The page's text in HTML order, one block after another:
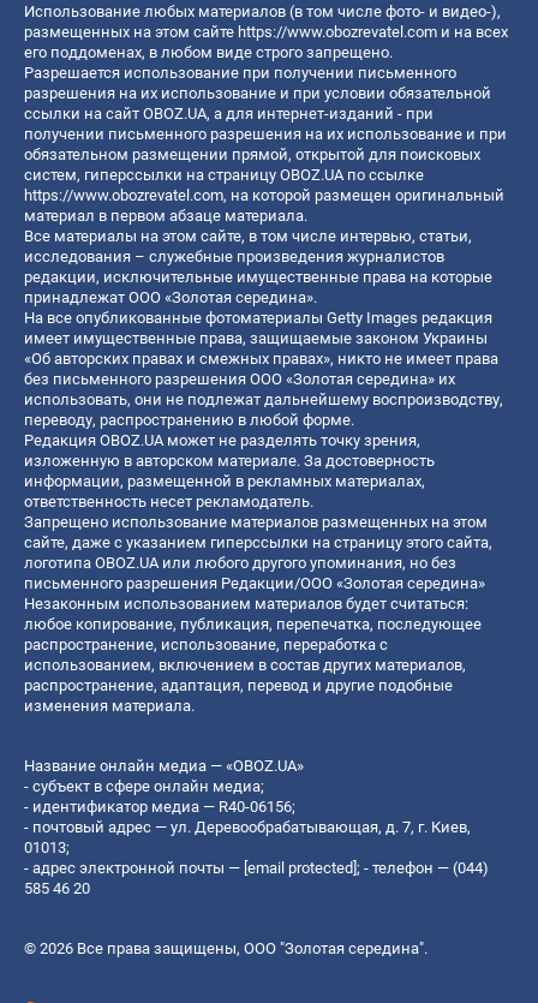
Использование любых материалов (в том числе фото- и видео-),
размещенных на этом сайте https://www.obozrevatel.com и на всех
его поддоменах, в любом виде строго запрещено.
Разрешается использование при получении письменного
разрешения на их использование и при условии обязательной
ссылки на сайт OBOZ.UA, а для интернет-изданий - при
получении письменного разрешения на их использование и при
обязательном размещении прямой, открытой для поисковых
систем, гиперссылки на страницу OBOZ.UA по ссылке
https://www.obozrevatel.com, на которой размещен оригинальный
материал в первом абзаце материала.
Все материалы на этом сайте, в том числе интервью, статьи,
исследования – служебные произведения журналистов
редакции, исключительные имущественные права на которые
принадлежат ООО «Золотая середина».
На все опубликованные фотоматериалы Getty Images редакция
имеет имущественные права, защищаемые законом Украины
«Об авторских правах и смежных правах», никто не имеет права
без письменного разрешения ООО «Золотая середина» их
использовать, они не подлежат дальнейшему воспроизводству,
переводу, распространению в любой форме.
Редакция OBOZ.UA может не разделять точку зрения,
изложенную в авторском материале. За достоверность
информации, размещенной в рекламных материалах,
ответственность несет рекламодатель.
Запрещено использование материалов размещенных на этом
сайте, даже с указанием гиперссылки на страницу этого сайта,
логотипа OBOZ.UA или любого другого упоминания, но без
письменного разрешения Редакции/ООО «Золотая середина»
Незаконным использованием материалов будет считаться:
любое копирование, публикация, перепечатка, последующее
распространение, использование, переработка с
использованием, включением в состав других материалов,
распространение, адаптация, перевод и другие подобные
изменения материала.
Название онлайн медиа — «OBOZ.UA»
- субъект в сфере онлайн медиа;
- идентификатор медиа — R40-06156;
- почтовый адрес — ул. Деревообрабатывающая, д. 7, г. Киев,
01013;
- адрес электронной почты — [email protected]; - телефон — (044)
585 46 20
© 2026 Все права защищены, ООО "Золотая середина".